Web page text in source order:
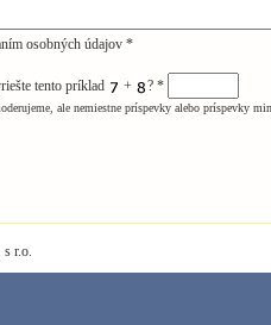
osobných údajov *
tento príklad + ? *
ale nemiestne príspevky alebo príspevky
r.o.